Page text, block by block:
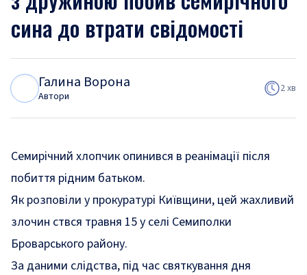
сина до втрати свідомості
Галина Ворона
Автори
2 хв
Семирічний хлопчик опинився в реанімації після
побиття рідним батьком.
Як розповіли у прокуратурі Київщини, цей жахливий
злочин ствся травня 15 у селі Семиполки
Броварського району.
За даними слідства, під час святкування дня